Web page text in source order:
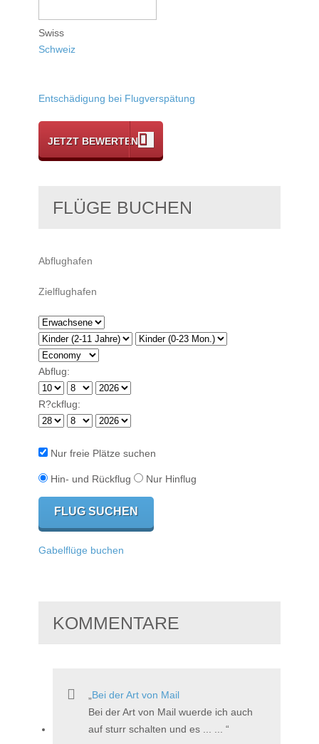
Swiss
Schweiz
Entschädigung bei Flugverspätung
JETZT BEWERTEN
FLÜGE BUCHEN
Abflug:
R?ckflug:
Nur freie Plätze suchen
Hin- und Rückflug Nur Hinflug
Gabelflüge buchen
KOMMENTARE
Bei der Art von Mail
Bei der Art von Mail wuerde ich auch
auf sturr schalten und es ... ...